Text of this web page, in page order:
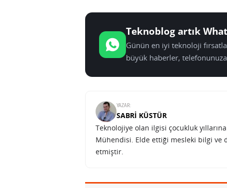
Teknoblog artık
Günün en iyi teknoloji
büyük haberler,
YAZAR:
SABRI KÜSTÜR
Teknolojiye olan ilgisi çocukluk
Mühendisi. Elde ettiği mesleki bilgi ve
etmiştir.